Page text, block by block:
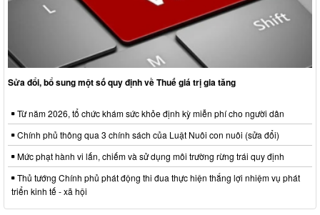
Sửa đổi, bổ sung một số quy định về Thuế giá trị gia tăng
Từ năm 2026, tổ chức khám sức khỏe định kỳ miễn phí cho người dân
Chính phủ thông qua 3 chính sách của Luật Nuôi con nuôi (sửa đổi)
Mức phạt hành vi lấn, chiếm và sử dụng môi trường rừng trái quy định
Thủ tướng Chính phủ phát động thi đua thực hiện thắng lợi nhiệm vụ phát
triển kinh tế - xã hội